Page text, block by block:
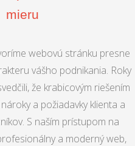
mieru
webovú stránku presne
vášho podnikania. Roky
že krabicovým riešením
a požiadavky klienta a
S naším prístupom na
a moderný web,